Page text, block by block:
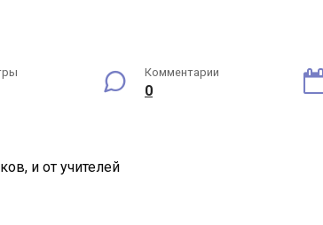
Комментарии
0
и от учителей